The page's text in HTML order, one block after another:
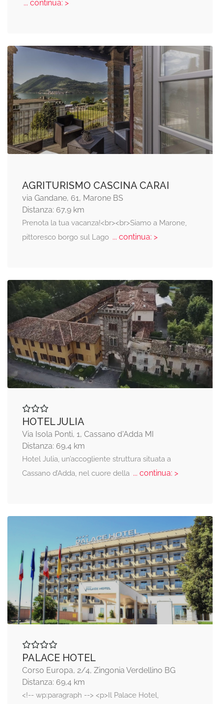
... continua: >
AGRITURISMO CASCINA CARAI
via Gandane, 61, Marone BS
Distanza: 67,9 km
Prenota la tua vacanza!<br><br>Siamo a Marone,
pittoresco borgo sul Lago... continua: >
HOTEL JULIA
Via Isola Ponti, 1, Cassano d'Adda MI
Distanza: 69,4 km
Hotel Julia, un’accogliente struttura situata a
Cassano d’Adda, nel cuore della... continua: >
PALACE HOTEL
Corso Europa, 2/4, Zingonia Verdellino BG
Distanza: 69,4 km
<!-- wp:paragraph --> <p>Il Palace Hotel,